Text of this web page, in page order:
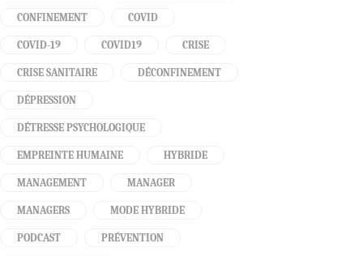
CONFINEMENT COVID
COVID-19 COVID19 CRISE
CRISE SANITAIRE DÉCONFINEMENT
DÉPRESSION
DÉTRESSE PSYCHOLOGIQUE
EMPREINTE HUMAINE HYBRIDE
MANAGEMENT MANAGER
MANAGERS MODE HYBRIDE
PODCAST PRÉVENTION